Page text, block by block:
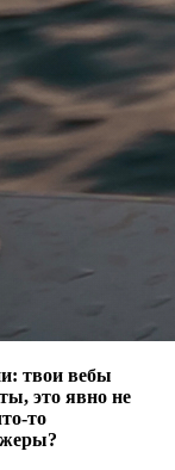
твои вебы
это явно не
то